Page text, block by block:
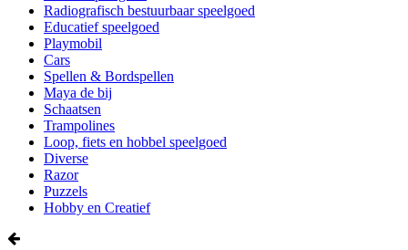
Radiografisch bestuurbaar speelgoed
Educatief speelgoed
Playmobil
Cars
Spellen & Bordspellen
Maya de bij
Schaatsen
Trampolines
Loop, fiets en hobbel speelgoed
Diverse
Razor
Puzzels
Hobby en Creatief